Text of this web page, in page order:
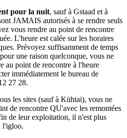
pour la nuit, sauf à Gstaad et à
JAMAIS autorisés à se rendre seuls
vous rendre au point de rencontre
L'heure est calée sur les horaires
Prévoyez suffisamment de temps
une raison quelconque, vous ne
au point de rencontre à l'heure
immédiatement le bureau de
27 28.
les sites (sauf à Kühtai), vous ne
de rencontre QU'avec les remontées
de leur exploitation, il n'est plus
l'igloo.